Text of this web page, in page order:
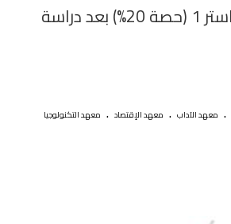
نتائج مسابقة الماستر 1 (حصة 20%) بعد دراسة
. معهد الآداب . معهد الإقتصاد . معهد التكنولوجيا